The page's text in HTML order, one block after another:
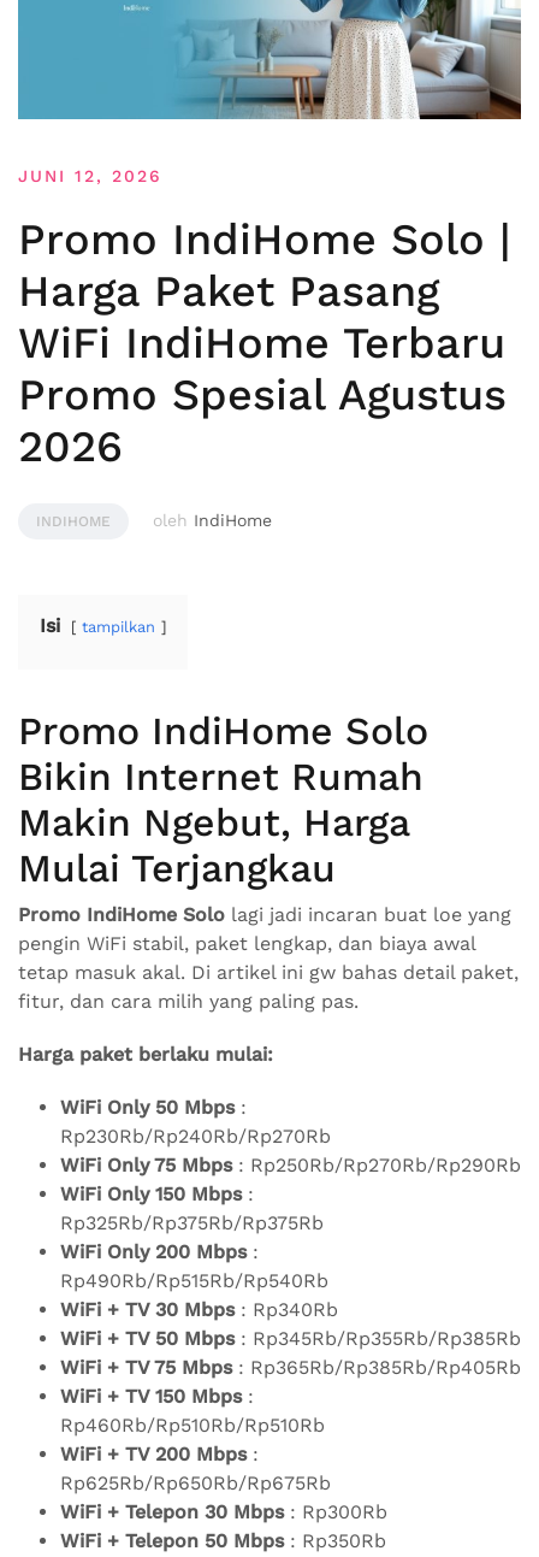
JUNI 12, 2026
Promo IndiHome Solo |
Harga Paket Pasang
WiFi IndiHome Terbaru
Promo Spesial Agustus
2026
INDIHOME oleh IndiHome
Isi tampilkan
Promo IndiHome Solo
Bikin Internet Rumah
Makin Ngebut, Harga
Mulai Terjangkau
Promo IndiHome Solo lagi jadi incaran buat loe yang
pengin WiFi stabil, paket lengkap, dan biaya awal
tetap masuk akal. Di artikel ini gw bahas detail paket,
fitur, dan cara milih yang paling pas.
Harga paket berlaku mulai:
WiFi Only 50 Mbps:
Rp230Rb/Rp240Rb/Rp270Rb
WiFi Only 75 Mbps: Rp250Rb/Rp270Rb/Rp290Rb
WiFi Only 150 Mbps:
Rp325Rb/Rp375Rb/Rp375Rb
WiFi Only 200 Mbps:
Rp490Rb/Rp515Rb/Rp540Rb
WiFi + TV 30 Mbps: Rp340Rb
WiFi + TV 50 Mbps: Rp345Rb/Rp355Rb/Rp385Rb
WiFi + TV 75 Mbps: Rp365Rb/Rp385Rb/Rp405Rb
WiFi + TV 150 Mbps:
Rp460Rb/Rp510Rb/Rp510Rb
WiFi + TV 200 Mbps:
Rp625Rb/Rp650Rb/Rp675Rb
WiFi + Telepon 30 Mbps: Rp300Rb
WiFi + Telepon 50 Mbps: Rp350Rb